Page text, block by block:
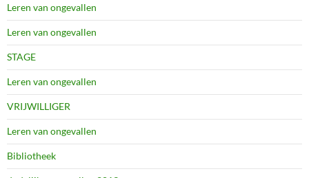
Leren van ongevallen
Leren van ongevallen
STAGE
Leren van ongevallen
VRIJWILLIGER
Leren van ongevallen
Bibliotheek